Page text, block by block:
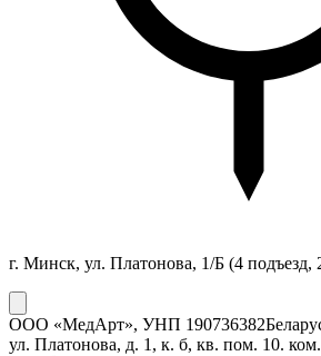
г. Минск, ул. Платонова, 1/Б (4 подъезд,
ООО «МедАрт», УНП 190736382
ул. Платонова, д. 1, к. б, кв. пом. 10.